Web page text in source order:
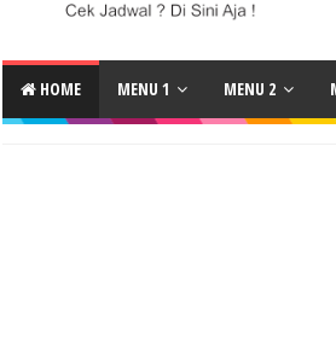
HOME MENU 1 MENU 2